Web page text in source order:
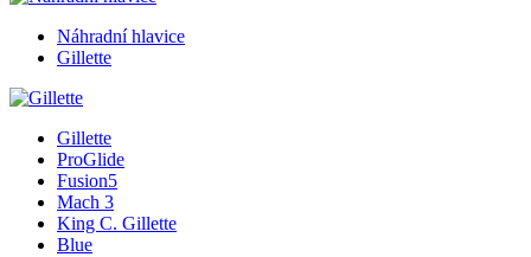
Náhradní hlavice
Gillette
Gillette
ProGlide
Fusion5
Mach 3
King C. Gillette
Blue